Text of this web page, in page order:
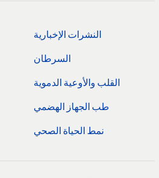
النشرات الإخبارية
السرطان
القلب والأوعية الدموية
طب الجهاز الهضمي
نمط الحياة الصحي